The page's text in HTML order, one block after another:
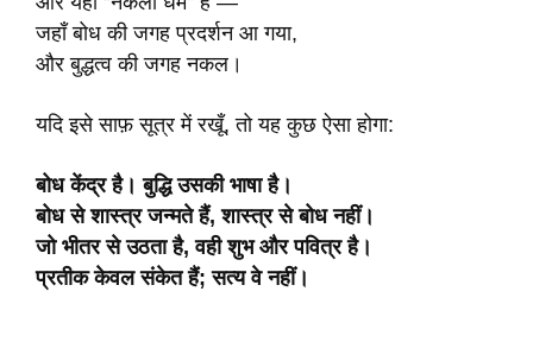
जहाँ बोध की जगह प्रदर्शन आ गया,
और बुद्धत्व की जगह नकल।
यदि इसे साफ़ सूत्र में रखूँ, तो यह कुछ ऐसा होगा:
बोध केंद्र है। बुद्धि उसकी भाषा है।
बोध से शास्त्र जन्मते हैं, शास्त्र से बोध नहीं।
जो भीतर से उठता है, वही शुभ और पवित्र है।
प्रतीक केवल संकेत हैं; सत्य वे नहीं।